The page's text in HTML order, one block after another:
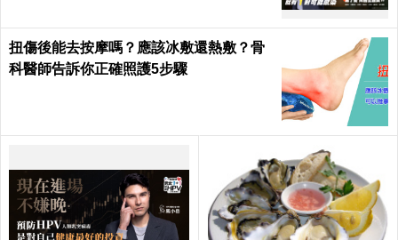
扭傷後能去按摩嗎？應該冰敷還熱敷？骨
科醫師告訴你正確照護5步驟